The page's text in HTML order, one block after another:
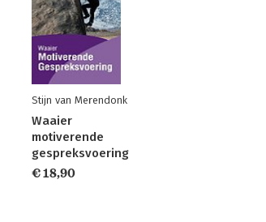
Stijn van Merendonk
Waaier
motiverende
gespreksvoering
€ 18,90